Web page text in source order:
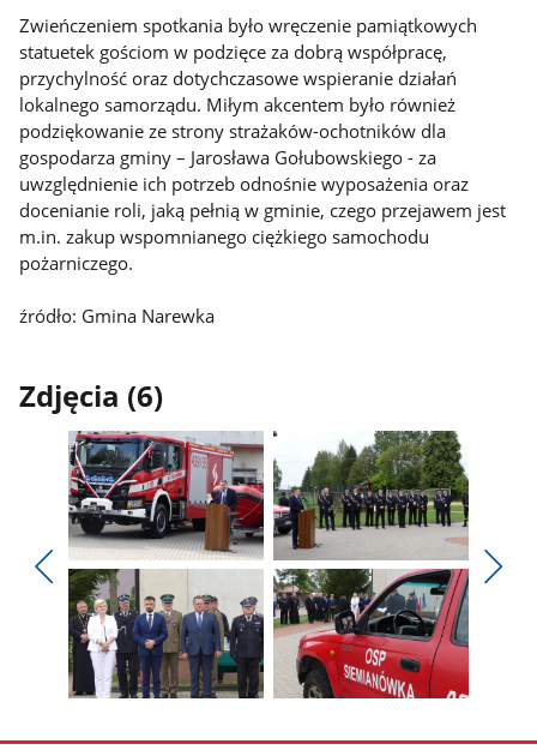
Zwieńczeniem spotkania było wręczenie pamiątkowych
statuetek gościom w podzięce za dobrą współpracę,
przychylność oraz dotychczasowe wspieranie działań
lokalnego samorządu. Miłym akcentem było również
podziękowanie ze strony strażaków-ochotników dla
gospodarza gminy – Jarosława Gołubowskiego - za
uwzględnienie ich potrzeb odnośnie wyposażenia oraz
docenianie roli, jaką pełnią w gminie, czego przejawem jest
m.in. zakup wspomnianego ciężkiego samochodu
pożarniczego.
źródło: Gmina Narewka
Zdjęcia (6)
Pokaż
poprzednie
zdjęcia
Pokaż
zdjęcie
1
z
galerii.
Pokaż
zdjęcie
2
galerii.
zdjęcie
zdjęcie